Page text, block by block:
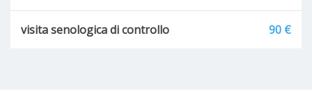
visita senologica di controllo 90 €